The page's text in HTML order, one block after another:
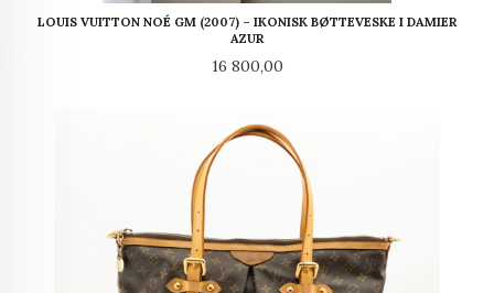
LOUIS VUITTON NOÉ GM (2007) – IKONISK BØTTEVESKE I DAMIER
AZUR
Pris
16 800,00